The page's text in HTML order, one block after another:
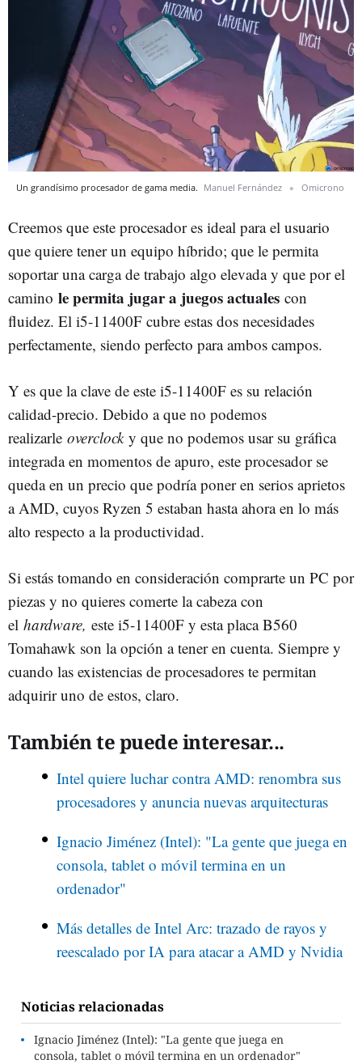
Un grandísimo procesador de gama media. Manuel Fernández Omicrono
Creemos que este procesador es ideal para el usuario
que quiere tener un equipo híbrido; que le permita
soportar una carga de trabajo algo elevada y que por el
camino le permita jugar a juegos actuales con
fluidez. El i5-11400F cubre estas dos necesidades
perfectamente, siendo perfecto para ambos campos.
Y es que la clave de este i5-11400F es su relación
calidad-precio. Debido a que no podemos
realizarle overclock y que no podemos usar su gráfica
integrada en momentos de apuro, este procesador se
queda en un precio que podría poner en serios aprietos
a AMD, cuyos Ryzen 5 estaban hasta ahora en lo más
alto respecto a la productividad.
Si estás tomando en consideración comprarte un PC por
piezas y no quieres comerte la cabeza con
el hardware, este i5-11400F y esta placa B560
Tomahawk son la opción a tener en cuenta. Siempre y
cuando las existencias de procesadores te permitan
adquirir uno de estos, claro.
También te puede interesar...
Intel quiere luchar contra AMD: renombra sus
procesadores y anuncia nuevas arquitecturas
Ignacio Jiménez (Intel): "La gente que juega en
consola, tablet o móvil termina en un
ordenador"
Más detalles de Intel Arc: trazado de rayos y
reescalado por IA para atacar a AMD y Nvidia
Noticias relacionadas
Ignacio Jiménez (Intel): "La gente que juega en
consola, tablet o móvil termina en un ordenador"